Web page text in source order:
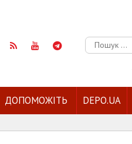
Пошук:
ДОПОМОЖІТЬ DEPO.UA